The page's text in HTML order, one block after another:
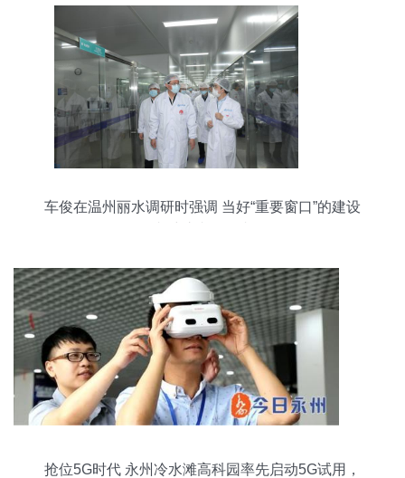
车俊在温州丽水调研时强调 当好“重要窗口”的建设
抢位5G时代 永州冷水滩高科园率先启动5G试用，